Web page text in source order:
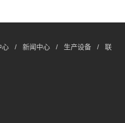
心 / 新闻中心 / 生产设备 / 联